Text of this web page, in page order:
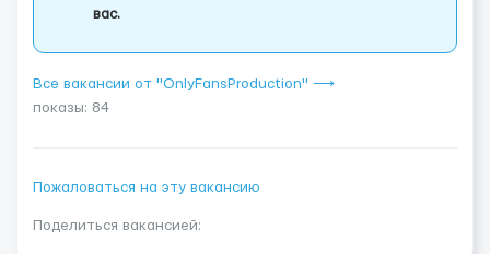
вас.
Все вакансии от "OnlyFansProduction" ⟶
показы: 84
Пожаловаться на эту вакансию
Поделиться вакансией: